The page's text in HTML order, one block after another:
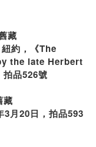
藏
約，《The
the late Herbert
品526號
藏
3月20日，拍品593